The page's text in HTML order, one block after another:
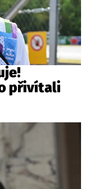
přivítali